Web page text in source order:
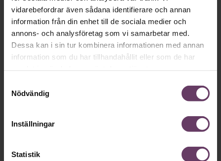
vidarebefordrar även sådana identifierare och annan
information från din enhet till de sociala medier och
annons- och analysföretag som vi samarbetar med.
Dessa kan i sin tur kombinera informationen med annan
information som du har tillhandahållit eller som de har
Nödvändig
Inställningar
Statistik
Håll dig uppdaterad med våra
nyhetsbrev!
Våra populära nyhetsbrev samlar varje
vecka det bästa från Chef och
Chefakademin. Ledarskapsnytta och
inspiration för dig som är chef, ledare
prenumerera idag! Det är helt kostnadsfritt.